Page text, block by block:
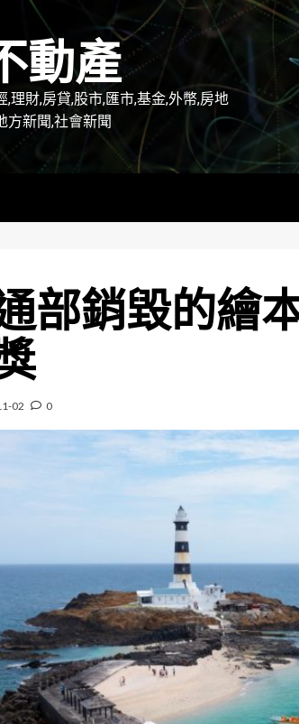
動產
,理財,房貸,股市,匯市,基金,外幣,房地
方新聞,社會新聞
部銷毀的繪
02 0